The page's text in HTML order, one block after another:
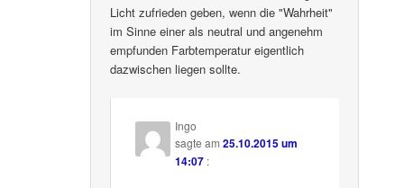
Licht zufrieden geben, wenn die "Wahrheit"
im Sinne einer als neutral und angenehm
empfunden Farbtemperatur eigentlich
dazwischen liegen sollte.
Ingo
sagte am25.10.2015 um
14:07 :